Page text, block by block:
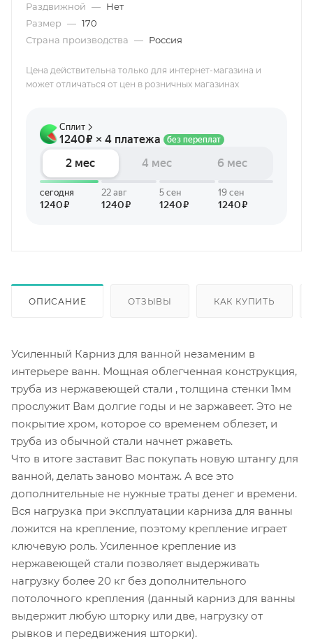
Раздвижной — Нет
Размер — 170
Страна производства — Россия
Цена действительна только для интернет-магазина и
может отличаться от цен в розничных магазинах
ОПИСАНИЕ ОТЗЫВЫ КАК КУПИТЬ
Усиленный Карниз для ванной незаменим в
интерьере ванн. Мощная облегченная конструкция,
труба из нержавеющей стали , толщина стенки 1мм
прослужит Вам долгие годы и не заржавеет. Это не
покрытие хром, которое со временем облезет, и
труба из обычной стали начнет ржаветь.
Что в итоге заставит Вас покупать новую штангу для
ванной, делать заново монтаж. А все это
дополнительные не нужные траты денег и времени.
Вся нагрузка при эксплуатации карниза для ванны
ложится на крепление, поэтому крепление играет
ключевую роль. Усиленное крепление из
нержавеющей стали позволяет выдерживать
нагрузку более 20 кг без дополнительного
потолочного крепления (данный карниз для ванны
выдержит любую шторку или две, нагрузку от
рывков и передвижения шторки).